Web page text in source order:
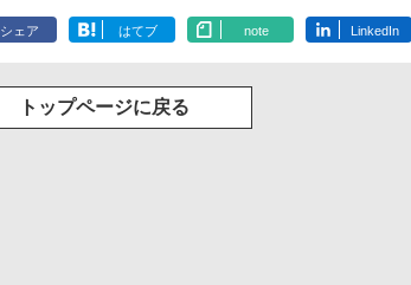
シェア はてブ note LinkedIn
トップページに戻る